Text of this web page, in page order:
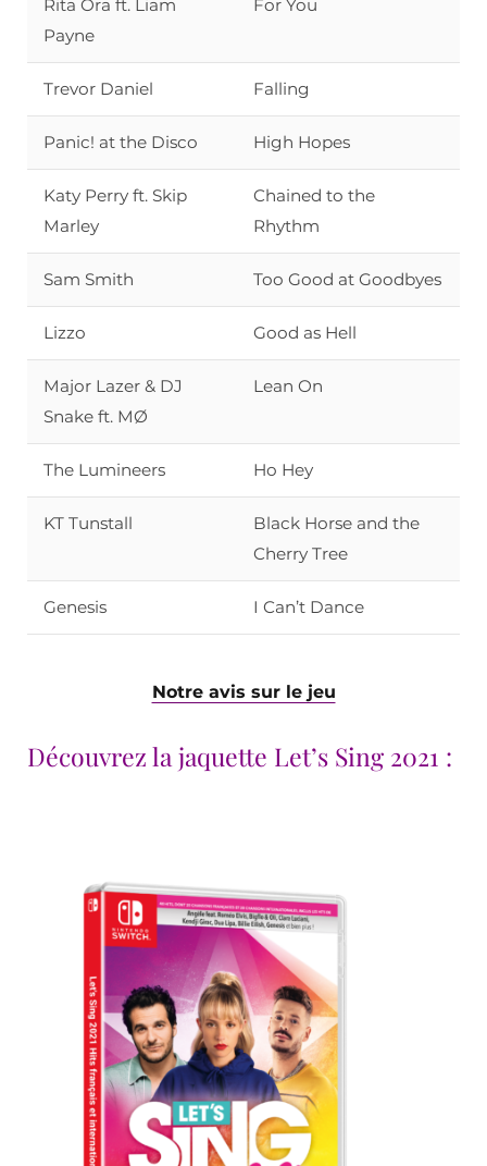
Rita Ora ft. Liam
Payne
For You
Trevor Daniel Falling
Panic! at the Disco High Hopes
Katy Perry ft. Skip
Marley
Chained to the
Rhythm
Sam Smith Too Good at Goodbyes
Lizzo Good as Hell
Major Lazer & DJ
Snake ft. MØ
Lean On
The Lumineers Ho Hey
KT Tunstall
Black Horse and the
Cherry Tree
Genesis I Can’t Dance
Notre avis sur le jeu
Découvrez la jaquette Let’s Sing 2021 :